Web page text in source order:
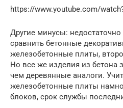
https://www.youtube.com/
Другие минусы:
сравнить бетонные
железобетонные плиты,
Но все же изделия из бетона
чем деревянные аналоги.
железобетонные плиты
блоков, срок службы